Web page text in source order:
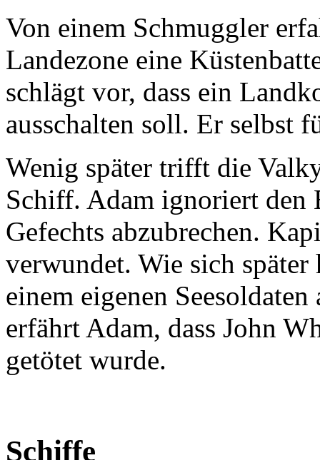
Von einem Schmuggler
Landezone eine
schlägt vor, dass ein
ausschalten soll. Er selbst
Wenig später trifft die
Schiff. Adam ignoriert den
Gefechts abzubrechen.
verwundet. Wie sich
einem eigenen
erfährt Adam, dass John
getötet wurde.
Schiffe